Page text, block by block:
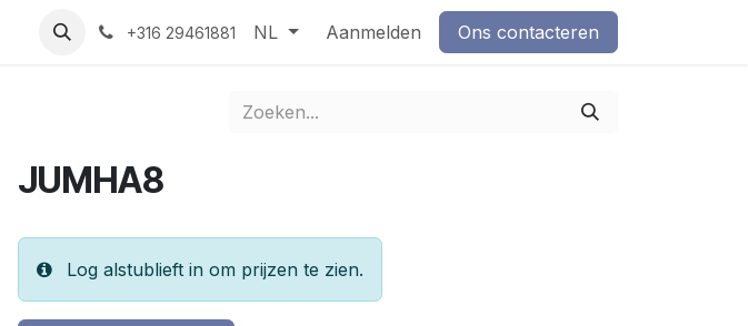
Contact +316 29461881 NL Aanmelden Ons contacteren
JUMHA8
Log alstublieft in om prijzen te zien.